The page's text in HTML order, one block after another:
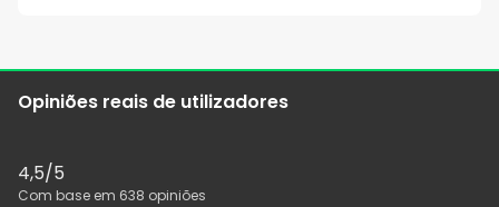
Opiniões reais de utilizadores
4,5/5
Com base em 638 opiniões